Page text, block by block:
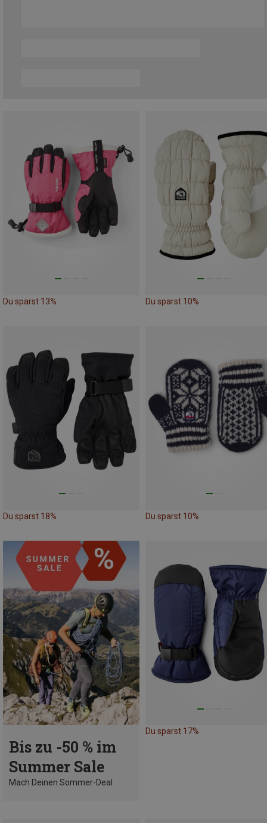
Du sparst 13% Du sparst 10%
Du sparst 18% Du sparst 10%
Bis zu -50 % im
Summer Sale
Mach Deinen Sommer-Deal
Du sparst 17%